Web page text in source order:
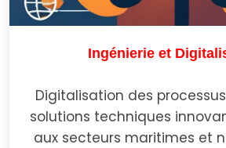
Ingénierie et
Digitalisation des
solutions techniques
aux secteurs maritimes et